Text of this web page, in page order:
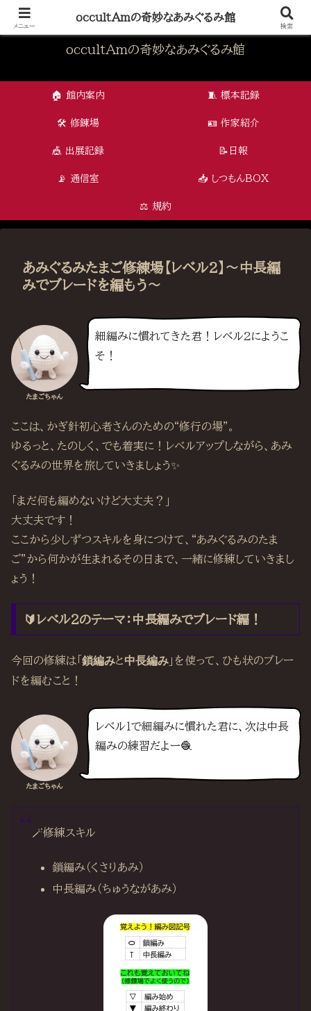
怪奇と可愛さが交差する、オカルタムの編み物アート
occultAmの奇妙なあみぐるみ館
🏠 館内案内 🧵 標本記録
🛠 修錬場 🪪 作家紹介
🎪 出展記録 📝日報
📡 通信室 📥 しつもんBOX
⚖️ 規約
あみぐるみたまご修練場【レベル2】～中長編
みでブレードを編もう～
たまごちゃん
細編みに慣れてきた君！レベル2にようこ
そ！
ここは、かぎ針初心者さんのための“修行の場”。
ゆるっと、たのしく、でも着実に！レベルアップしながら、あみ
ぐるみの世界を旅していきましょう✨
「まだ何も編めないけど大丈夫？」
大丈夫です！
ここから少しずつスキルを身につけて、“あみぐるみのたま
ご”から何かが生まれるその日まで、一緒に修練していきまし
ょう！
🔰レベル2のテーマ：中長編みでブレード編！
今回の修練は「 鎖編みと中長編み 」を使って、ひも状のブレー
ドを編むこと！
たまごちゃん
レベル１で細編みに慣れた君に、次は中長
編みの練習だよー🧶
🪄修練スキル
鎖編み（くさりあみ）
中長編み（ちゅうながあみ）
メニュー
occultAmの奇妙なあみぐるみ館
検索